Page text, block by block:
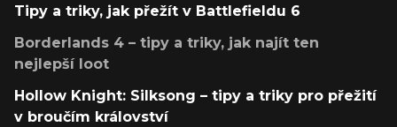
Tipy a triky, jak přežít v Battlefieldu 6
Borderlands 4 – tipy a triky, jak najít ten
nejlepší loot
Hollow Knight: Silksong – tipy a triky pro přežití
v broučím království